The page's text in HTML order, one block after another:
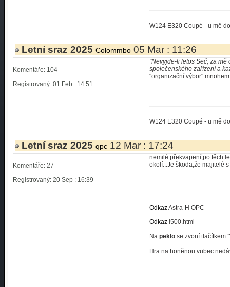
W124 E320 Coupé - u mě
Letní sraz 2025 Colommbo 05 Mar : 11:26
Komentáře: 104
Registrovaný: 01 Feb : 14:51
"Nevyjde-li letos Seč, za
společenského zařízení a
"organizační výbor"
W124 E320 Coupé - u mě
Letní sraz 2025 qpc 12 Mar : 17:24
Komentáře: 27
Registrovaný: 20 Sep : 16:39
nemilé překvapení,po těch
okolí...Je škoda,že majitelé
OdkazAstra-H OPC
Odkaz i500.html
Na peklo se zvoní tlačítkem
Hra na honěnou vubec